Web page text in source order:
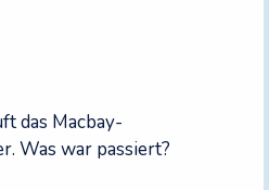
das Macbay-
Was war passiert?